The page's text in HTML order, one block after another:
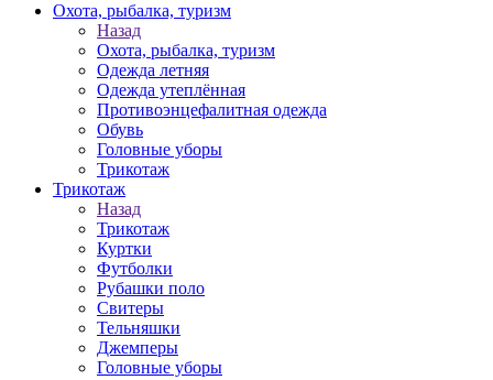
Охота, рыбалка, туризм
Назад
Охота, рыбалка, туризм
Одежда летняя
Одежда утеплённая
Противоэнцефалитная одежда
Обувь
Головные уборы
Трикотаж
Трикотаж
Назад
Трикотаж
Куртки
Футболки
Рубашки поло
Свитеры
Тельняшки
Джемперы
Головные уборы